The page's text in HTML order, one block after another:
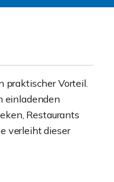
praktischer Vorteil.
einladenden
Restaurants
verleiht dieser